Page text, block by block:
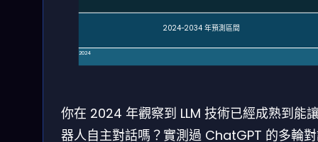
2024-2034 年預測區間
2024
你在 2024 年觀察到 LLM 技術已經成熟到能
器人自主對話嗎？實測過 ChatGPT 的多輪